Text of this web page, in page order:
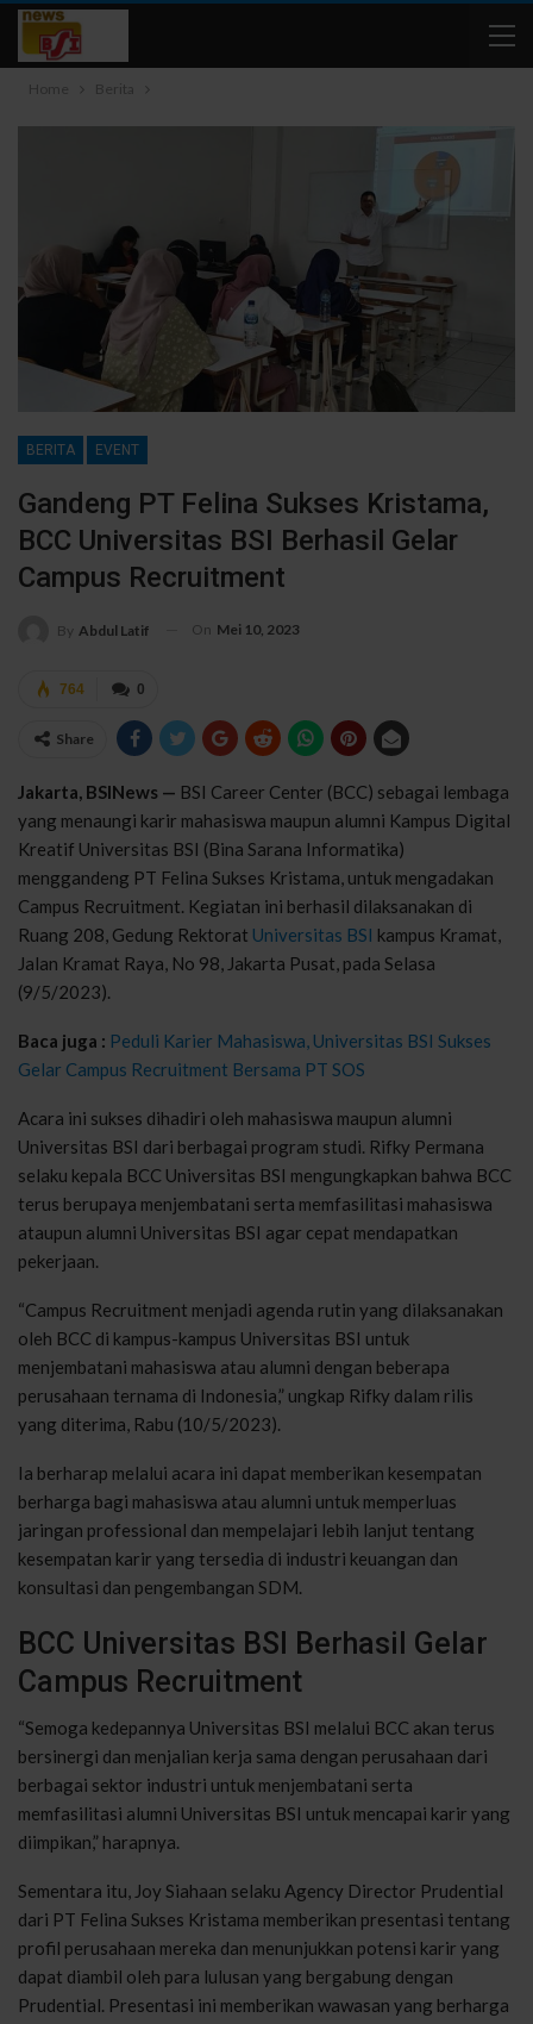
Home Berita
BERITA EVENT
Gandeng PT Felina Sukses Kristama,
BCC Universitas BSI Berhasil Gelar
Campus Recruitment
By Abdul Latif On Mei 10, 2023
0
764
Share
Jakarta, BSINews — BSI Career Center (BCC) sebagai lembaga
yang menaungi karir mahasiswa maupun alumni Kampus Digital
Kreatif Universitas BSI (Bina Sarana Informatika)
menggandeng PT Felina Sukses Kristama, untuk mengadakan
Campus Recruitment. Kegiatan ini berhasil dilaksanakan di
Ruang 208, Gedung Rektorat Universitas BSI kampus Kramat,
Jalan Kramat Raya, No 98, Jakarta Pusat, pada Selasa
(9/5/2023).
Baca juga : Peduli Karier Mahasiswa, Universitas BSI Sukses
Gelar Campus Recruitment Bersama PT SOS
Acara ini sukses dihadiri oleh mahasiswa maupun alumni
Universitas BSI dari berbagai program studi. Rifky Permana
selaku kepala BCC Universitas BSI mengungkapkan bahwa BCC
terus berupaya menjembatani serta memfasilitasi mahasiswa
ataupun alumni Universitas BSI agar cepat mendapatkan
pekerjaan.
“Campus Recruitment menjadi agenda rutin yang dilaksanakan
oleh BCC di kampus-kampus Universitas BSI untuk
menjembatani mahasiswa atau alumni dengan beberapa
perusahaan ternama di Indonesia,” ungkap Rifky dalam rilis
yang diterima, Rabu (10/5/2023).
Ia berharap melalui acara ini dapat memberikan kesempatan
berharga bagi mahasiswa atau alumni untuk memperluas
jaringan professional dan mempelajari lebih lanjut tentang
kesempatan karir yang tersedia di industri keuangan dan
konsultasi dan pengembangan SDM.
BCC Universitas BSI Berhasil Gelar
Campus Recruitment
“Semoga kedepannya Universitas BSI melalui BCC akan terus
bersinergi dan menjalian kerja sama dengan perusahaan dari
berbagai sektor industri untuk menjembatani serta
memfasilitasi alumni Universitas BSI untuk mencapai karir yang
diimpikan,” harapnya.
Sementara itu, Joy Siahaan selaku Agency Director Prudential
dari PT Felina Sukses Kristama memberikan presentasi tentang
profil perusahaan mereka dan menunjukkan potensi karir yang
dapat diambil oleh para lulusan yang bergabung dengan
Prudential. Presentasi ini memberikan wawasan yang berharga